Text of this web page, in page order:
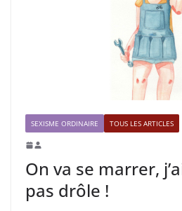
SEXISME ORDINAIRE TOUS LES ARTICLES
On va se marrer,
pas drôle !